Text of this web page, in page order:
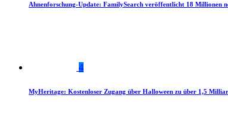
Ahnenforschung-Update: FamilySearch veröffentlicht 18 Millionen
4
MyHeritage: Kostenloser Zugang über Halloween zu über 1,5